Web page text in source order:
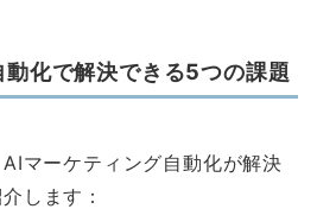
化で解決できる5つの課題
マーケティング自動化が解決
します：